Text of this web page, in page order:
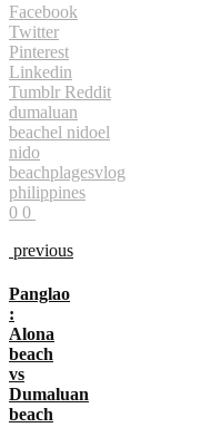
Facebook
Twitter
Pinterest
Linkedin
Tumblr Reddit
dumaluan
beachel nidoel
nido
beachplagesvlog
philippines
0 0
previous
Panglao
:
Alona
beach
vs
Dumaluan
beach